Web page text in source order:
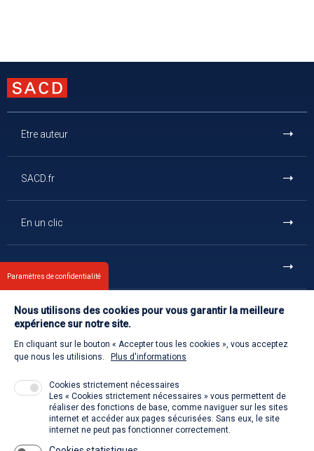
Etre auteur
SACD.fr
En un clic
Contact
Retour à l'accueil
Venir à la SACD
Paramètres de confidentialité
Nous utilisons des cookies pour vous garantir la meilleure
expérience sur notre site.
En cliquant sur le bouton « Accepter tous les cookies », vous acceptez
que nous les utilisions.
Plus d'informations
Cookies strictement nécessaires
Les « Cookies strictement nécessaires » vous permettent de
réaliser des fonctions de base, comme naviguer sur les sites
internet et accéder aux pages sécurisées. Sans eux, le site
internet ne peut pas fonctionner correctement.